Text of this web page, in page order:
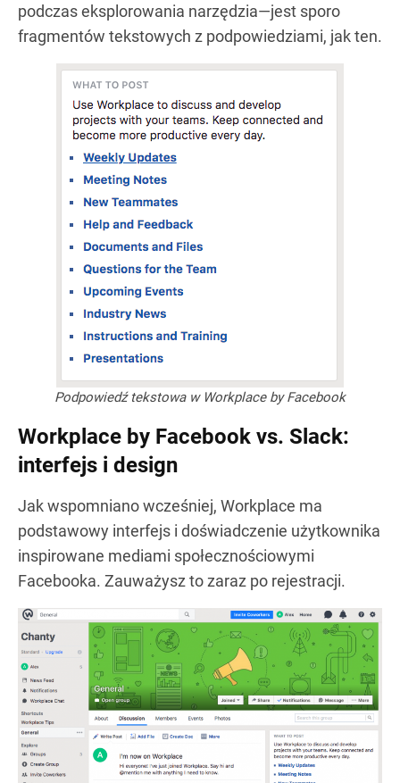
podczas eksplorowania narzędzia—jest sporo
fragmentów tekstowych z podpowiedziami, jak ten.
Podpowiedź tekstowa w Workplace by Facebook
Workplace by Facebook vs. Slack:
interfejs i design
Jak wspomniano wcześniej, Workplace ma
podstawowy interfejs i doświadczenie użytkownika
inspirowane mediami społecznościowymi
Facebooka. Zauważysz to zaraz po rejestracji.